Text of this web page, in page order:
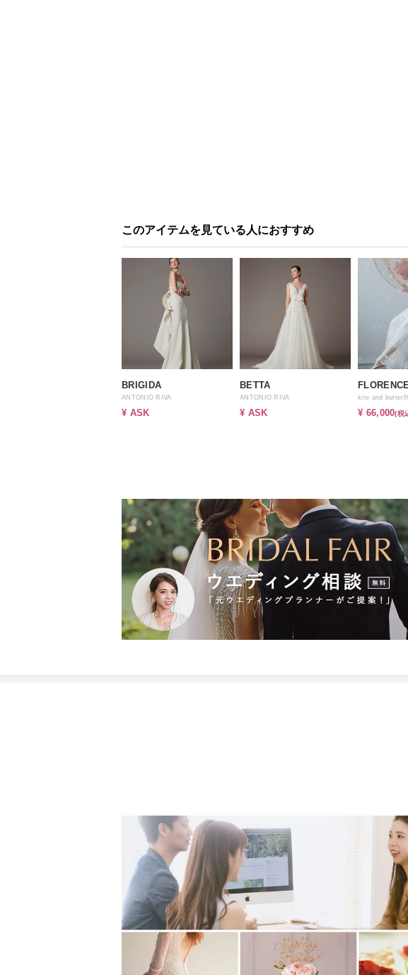
このアイテムを見ている人におすすめ
BRIGIDA
ANTONIO RIVA
¥ ASK
BETTA
ANTONIO RIVA
¥ ASK
FLORENCE
kite and
¥ 66,000(税